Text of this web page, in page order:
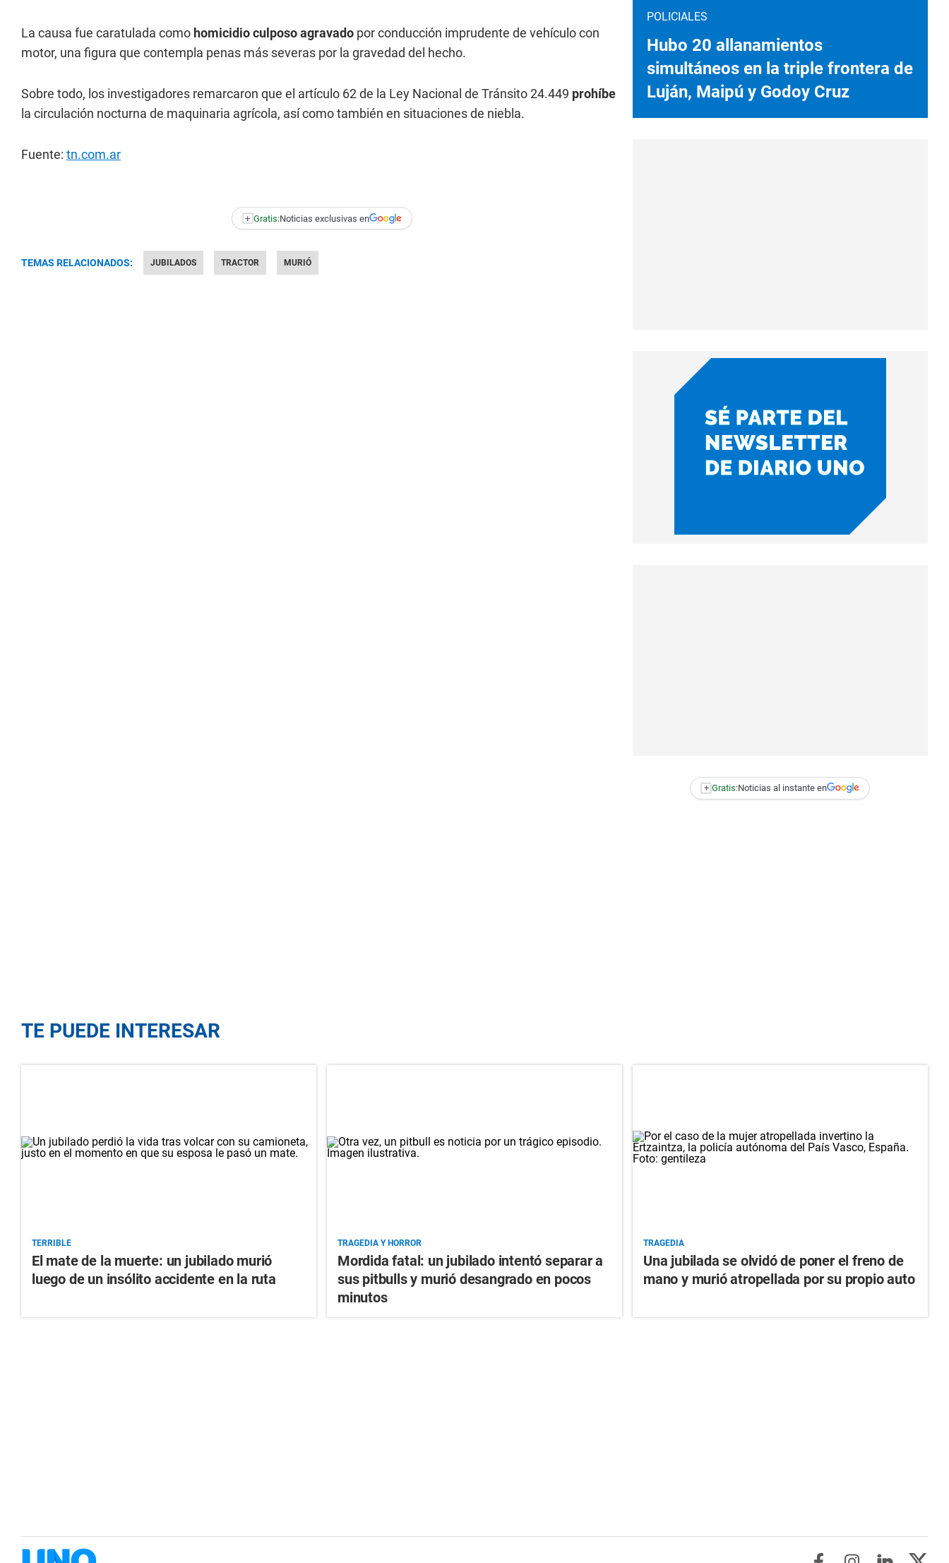
La causa fue caratulada como homicidio culposo agravado por conducción imprudente de vehículo con
motor, una figura que contempla penas más severas por la gravedad del hecho.
Sobre todo, los investigadores remarcaron que el artículo 62 de la Ley Nacional de Tránsito 24.449 prohíbe
la circulación nocturna de maquinaria agrícola, así como también en situaciones de niebla.
Fuente: tn.com.ar
+ Gratis:Noticias exclusivas en
TEMAS RELACIONADOS: JUBILADOS TRACTOR MURIÓ
POLICIALES
Hubo 20 allanamientos
simultáneos en la triple frontera de
Luján, Maipú y Godoy Cruz
+ Gratis:Noticias al instante en
TE PUEDE INTERESAR
TERRIBLE
El mate de la muerte: un jubilado murió
luego de un insólito accidente en la ruta
TRAGEDIA Y HORROR
Mordida fatal: un jubilado intentó separar a
sus pitbulls y murió desangrado en pocos
minutos
TRAGEDIA
Una jubilada se olvidó de poner el freno de
mano y murió atropellada por su propio auto